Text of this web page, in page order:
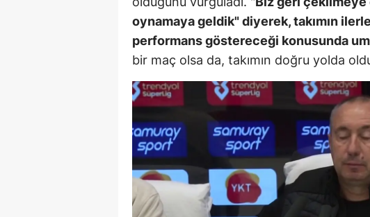
Yozgat
Zonguldak
Aksaray
Bayburt
Karaman
Kırıkkale
Batman
oynamaya geldik" diyerek, takımın
performans göstereceği konusunda
bir maç olsa da, takımın doğru yolda